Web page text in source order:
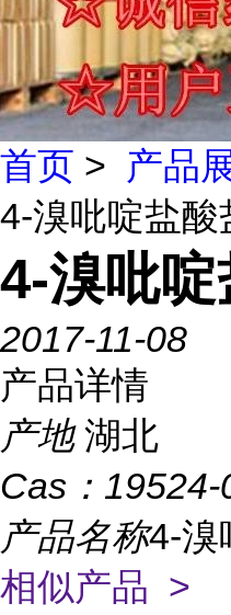
首页 > 产品
4-溴吡啶盐酸
4-溴吡
2017-11-08
产品详情
产地 湖北
Cas： 19524-
产品名称4-溴
相似产品 >